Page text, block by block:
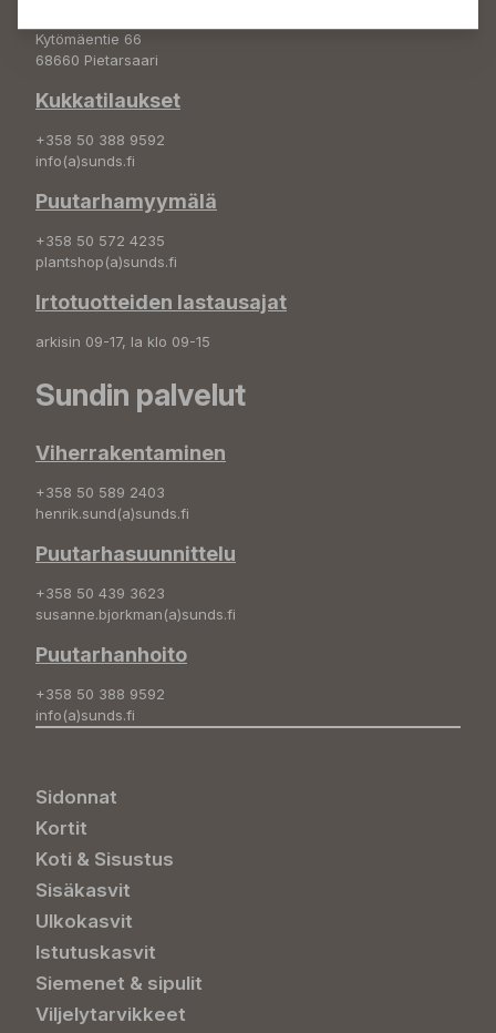
Kytömäentie 66
68660 Pietarsaari
Kukkatilaukset
+358 50 388 9592
info(a)sunds.fi
Puutarhamyymälä
+358 50 572 4235
plantshop(a)sunds.fi
Irtotuotteiden lastausajat
arkisin 09-17, la klo 09-15
Sundin palvelut
Viherrakentaminen
+358 50 589 2403
henrik.sund(a)sunds.fi
Puutarhasuunnittelu
+358 50 439 3623
susanne.bjorkman(a)sunds.fi
Puutarhanhoito
+358 50 388 9592
info(a)sunds.fi
Sidonnat
Kortit
Koti & Sisustus
Sisäkasvit
Ulkokasvit
Istutuskasvit
Siemenet & sipulit
Viljelytarvikkeet